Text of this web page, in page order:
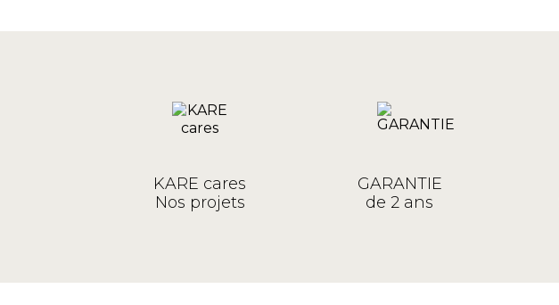
KARE cares
Nos projets
GARANTIE
de 2 ans